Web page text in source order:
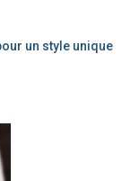
un style unique